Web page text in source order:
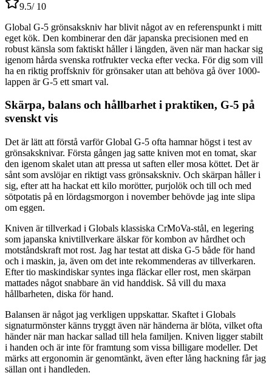
9.5/ 10
Global G-5 grönsakskniv har blivit något av en referenspunkt i mitt
eget kök. Den kombinerar den där japanska precisionen med en
robust känsla som faktiskt håller i längden, även när man hackar sig
igenom hårda svenska rotfrukter vecka efter vecka. För dig som vill
ha en riktig proffskniv för grönsaker utan att behöva gå över 1000-
lappen är G-5 ett smart val.
Skärpa, balans och hållbarhet i praktiken, G-5 på
svenskt vis
Det är lätt att förstå varför Global G-5 ofta hamnar högst i test av
grönsaksknivar. Första gången jag satte kniven mot en tomat, skar
den igenom skalet utan att pressa ut saften eller mosa köttet. Det är
sånt som avslöjar en riktigt vass grönsakskniv. Och skärpan håller i
sig, efter att ha hackat ett kilo morötter, purjolök och till och med
sötpotatis på en lördagsmorgon i november behövde jag inte slipa
om eggen.
Kniven är tillverkad i Globals klassiska CrMoVa-stål, en legering
som japanska knivtillverkare älskar för kombon av hårdhet och
motståndskraft mot rost. Jag har testat att diska G-5 både för hand
och i maskin, ja, även om det inte rekommenderas av tillverkaren.
Efter tio maskindiskar syntes inga fläckar eller rost, men skärpan
mattades något snabbare än vid handdisk. Så vill du maxa
hållbarheten, diska för hand.
Balansen är något jag verkligen uppskattar. Skaftet i Globals
signaturmönster känns tryggt även när händerna är blöta, vilket ofta
händer när man hackar sallad till hela familjen. Kniven ligger stabilt
i handen och är inte för framtung som vissa billigare modeller. Det
märks att ergonomin är genomtänkt, även efter lång hackning får jag
sällan ont i handleden.